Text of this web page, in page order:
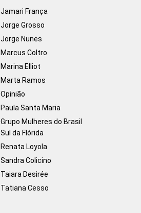
Jamari França
Jorge Grosso
Jorge Nunes
Marcus Coltro
Marina Elliot
Marta Ramos
Opinião
Paula Santa Maria
Grupo Mulheres do Brasil
Sul da Flórida
Renata Loyola
Sandra Colicino
Taiara Desirée
Tatiana Cesso